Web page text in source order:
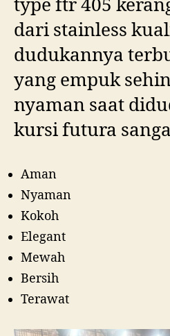
type ftr 405
dari stainless
dudukannya
yang empuk
nyaman saat
kursi futura
Aman
Nyaman
Kokoh
Elegant
Mewah
Bersih
Terawat